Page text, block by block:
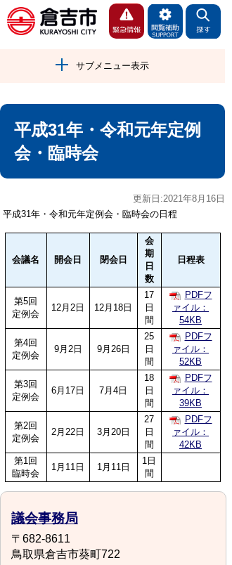
サブメニュー表示
平成31年・令和元年定例
会・臨時会
更新日:2021年8月16日
平成31年・令和元年定例会・臨時会の日程
会議名 開会日 閉会日
会
期
日
数
日程表
第5回
定例会
12月2日 12月18日
17
日
間
PDFフ
ァイル：
54KB
第4回
定例会
9月2日 9月26日
25
日
間
PDFフ
ァイル：
52KB
第3回
定例会
6月17日 7月4日
18
日
間
PDFフ
ァイル：
39KB
第2回
定例会
2月22日 3月20日
27
日
間
PDFフ
ァイル：
42KB
第1回
臨時会
1月11日 1月11日
1日
間
議会事務局
〒682-8611
鳥取県倉吉市葵町722